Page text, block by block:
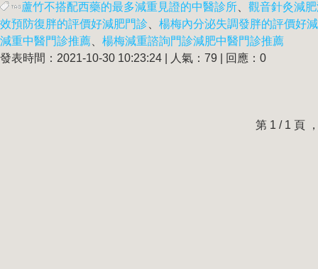
蘆竹不搭配西藥的最多減重見證的中醫診所
觀音針灸減
效預防復胖的評價好減肥門診
楊梅內分泌失調發胖的評價好
減重中醫門診推薦
楊梅減重諮詢門診減肥中醫門診推薦
發表時間：2021-10-30 10:23:24 | 人氣：79 | 回應：0
第 1 / 1